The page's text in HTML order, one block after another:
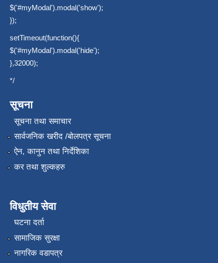
$('#myModal').modal('show');
});
setTimeout(function(){
$('#myModal').modal('hide');
},32000);
*/
सूचना
सूचना तथा समाचार
सार्वजनिक खरीद /बोलपत्र सूचना
ऐन, कानुन तथा निर्देशिका
कर तथा शुल्कहरु
विधुतीय सेवा
घटना दर्ता
सामाजिक सुरक्षा
नागरिक वडापत्र